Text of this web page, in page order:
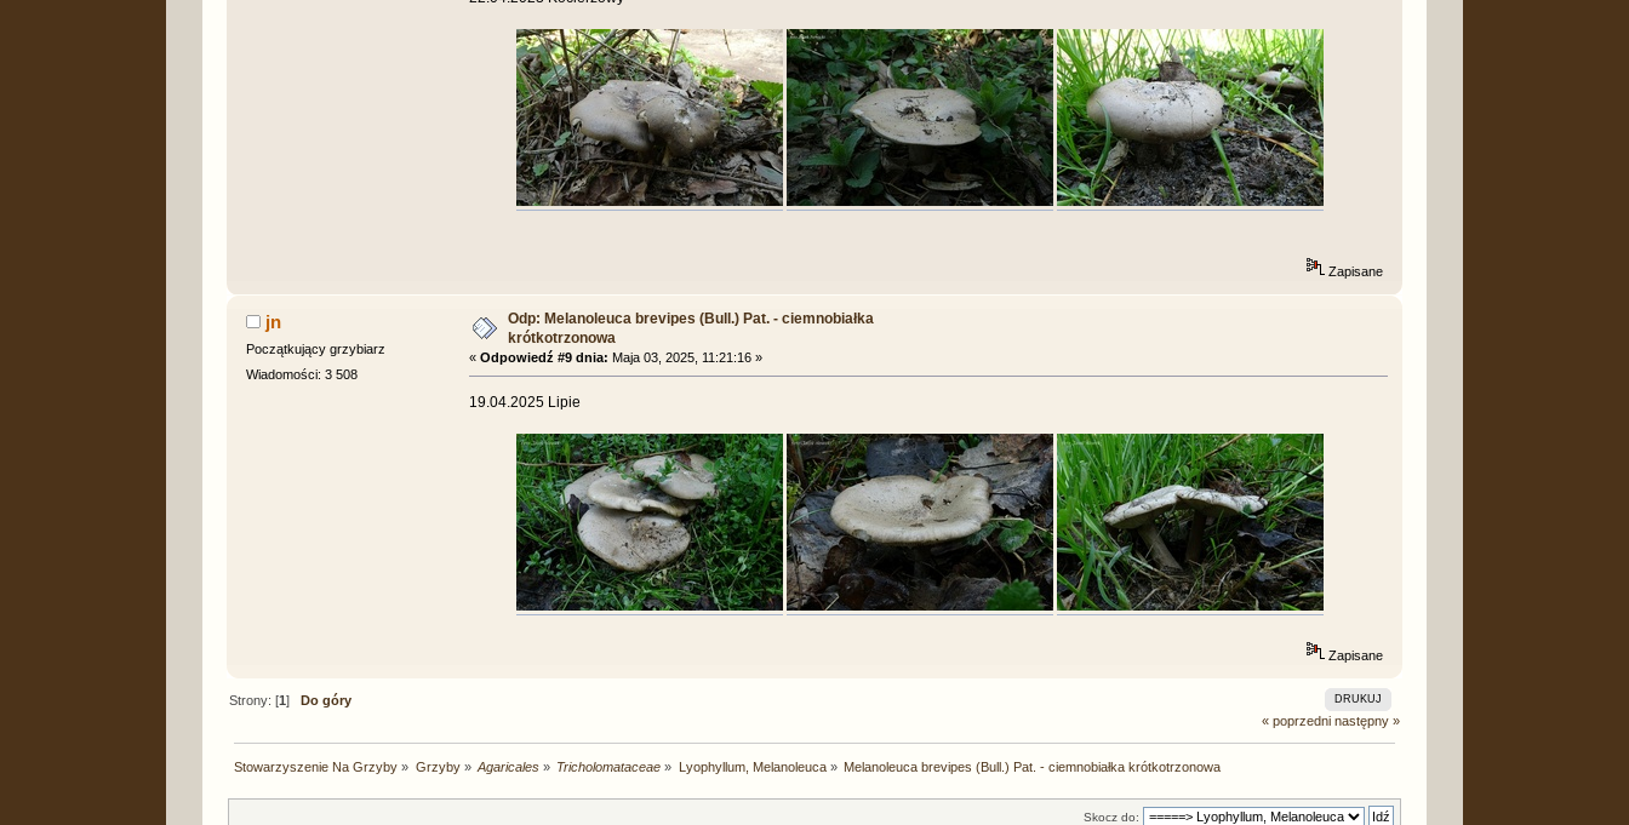
Zapisane
jn
Początkujący grzybiarz
Wiadomości: 3 508
Odp: Melanoleuca brevipes (Bull.) Pat. - ciemnobiałka
krótkotrzonowa
« Odpowiedź #9 dnia: Maja 03, 2025, 11:21:16 »
19.04.2025 Lipie
Zapisane
DRUKUJ
Strony: [1]Do góry
« poprzedni następny »
Stowarzyszenie Na Grzyby » Grzyby» Agaricales» Tricholomataceae » Lyophyllum, Melanoleuca» Melanoleuca brevipes (Bull.) Pat. - ciemnobiałka krótkotrzonowa
Skocz do: